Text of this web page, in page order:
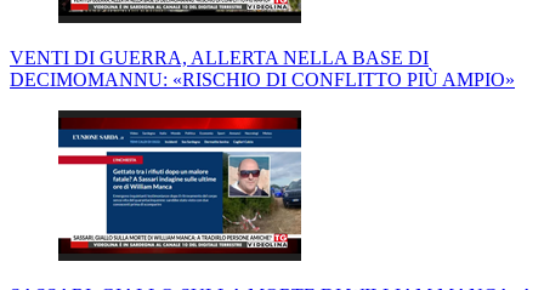
VENTI DI GUERRA, ALLERTA NELLA BASE DI
DECIMOMANNU: «RISCHIO DI CONFLITTO PIÙ AMPIO»